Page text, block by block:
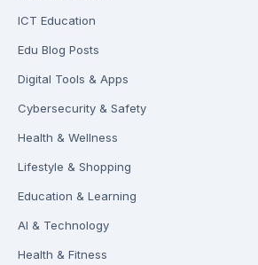
ICT Education
Edu Blog Posts
Digital Tools & Apps
Cybersecurity & Safety
Health & Wellness
Lifestyle & Shopping
Education & Learning
AI & Technology
Health & Fitness